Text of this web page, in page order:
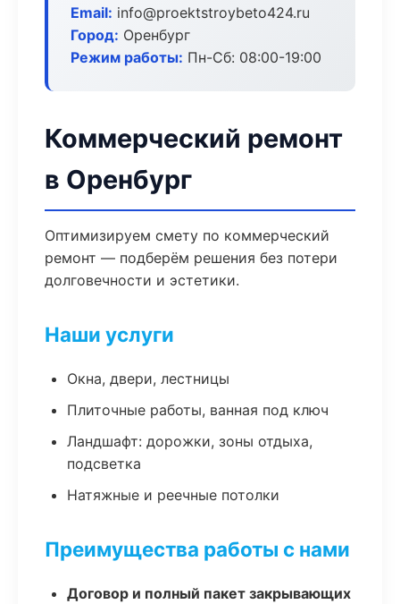
Email: info@proektstroybeto424.ru
Город: Оренбург
Режим работы: Пн-Сб: 08:00-19:00
Коммерческий ремонт
в Оренбург
Оптимизируем смету по коммерческий
ремонт — подберём решения без потери
долговечности и эстетики.
Наши услуги
Окна, двери, лестницы
Плиточные работы, ванная под ключ
Ландшафт: дорожки, зоны отдыха,
подсветка
Натяжные и реечные потолки
Преимущества работы с нами
Договор и полный пакет закрывающих